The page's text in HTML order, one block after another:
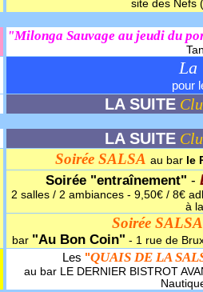
site des Nefs
"Milonga Sauvage au jeudi du
La
pour
LA SUITE
LA SUITE
Soirée SALSA au bar le
Soirée "entraînement" -
2 salles / 2 ambiances - 9,50€ / 8€
à
Soirée
bar "Au Bon Coin" - 1 rue de
Les "QUAIS DE LA
au bar LE DERNIER BISTROT